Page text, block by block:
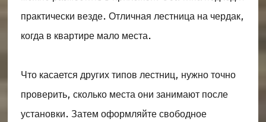
практически везде. Отличная лестница на чердак,
когда в квартире мало места.
Что касается других типов лестниц, нужно точно
проверить, сколько места они занимают после
установки. Затем оформляйте свободное